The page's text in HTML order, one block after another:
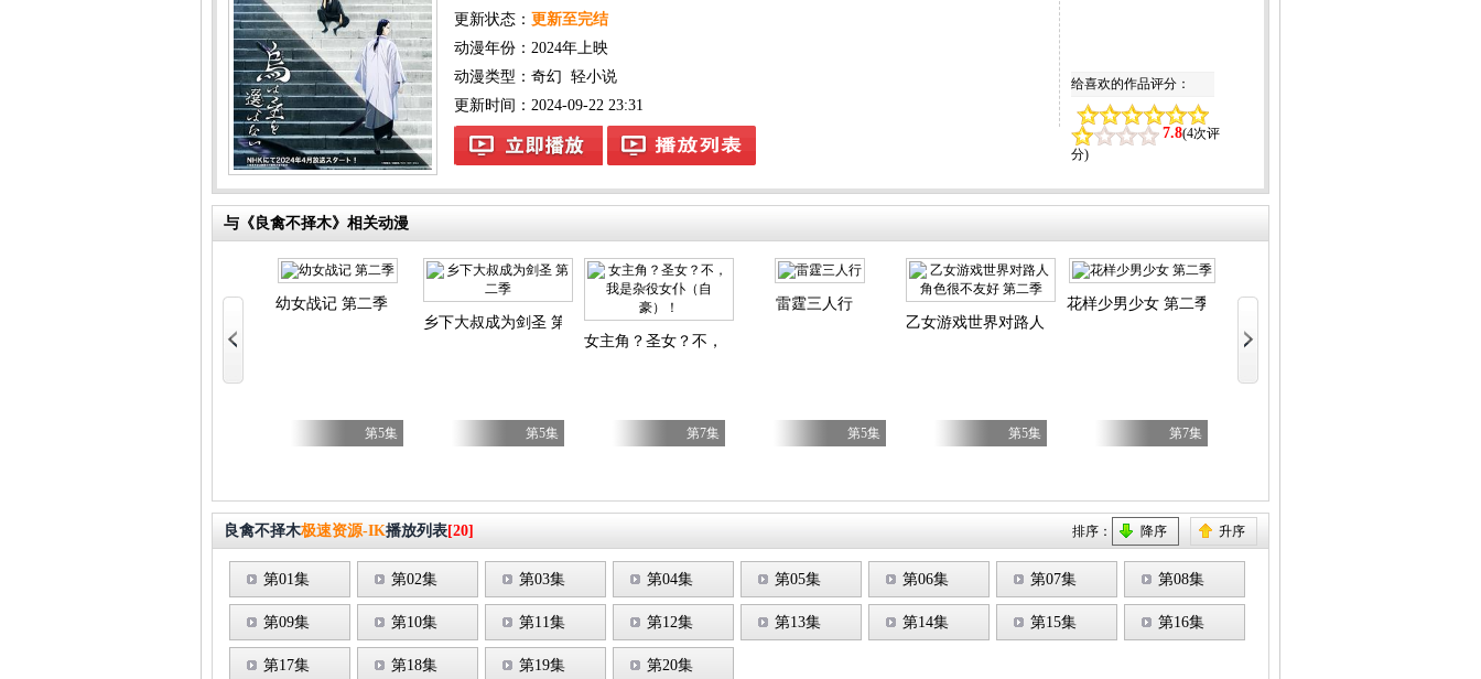
给喜欢的作品评分：
7.8(4次评
分)
更新状态： 更新至完结
动漫年份： 2024年上映
动漫类型： 奇幻 轻小说
更新时间：2024-09-22 23:31
与《良禽不择木》相关动漫
幼女战记 第二季
第5集
乡下大叔成为剑圣 第二季
第5集
女主角？圣女？不，我是杂役女仆（自豪）！
第7集
雷霆三人行
第5集
乙女游戏世界对路人角色很不友好 第二季
第5集
花样少男少女 第二季
第7集
LV999的村民
良禽不择木极速资源-IK播放列表[20] 排序： 降序 升序
第01集 第02集 第03集 第04集 第05集 第06集 第07集 第08集
第09集 第10集 第11集 第12集 第13集 第14集 第15集 第16集
第17集 第18集 第19集 第20集